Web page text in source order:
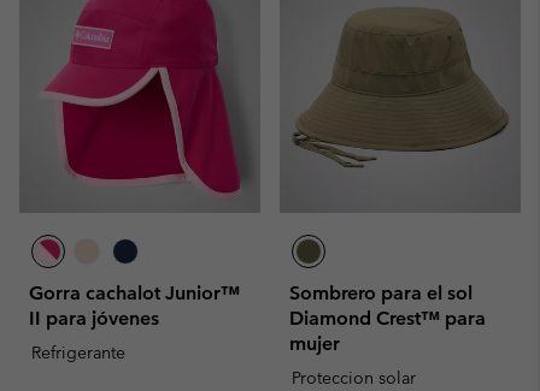
Gorra cachalot Junior™
II para jóvenes
Refrigerante
Sombrero para el sol
Diamond Crest™ para
mujer
Proteccion solar